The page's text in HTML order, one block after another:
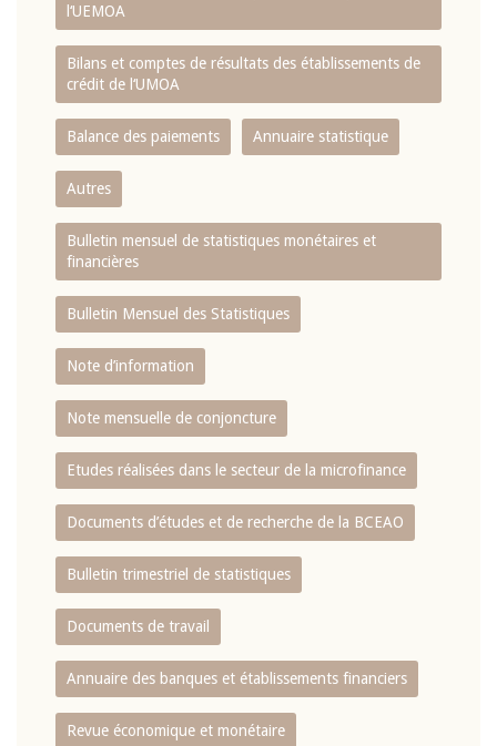
l‘UEMOA
Bilans et comptes de résultats des établissements de
crédit de l‘UMOA
Balance des paiements Annuaire statistique
Autres
Bulletin mensuel de statistiques monétaires et
financières
Bulletin Mensuel des Statistiques
Note d’information
Note mensuelle de conjoncture
Etudes réalisées dans le secteur de la microfinance
Documents d’études et de recherche de la BCEAO
Bulletin trimestriel de statistiques
Documents de travail
Annuaire des banques et établissements financiers
Revue économique et monétaire